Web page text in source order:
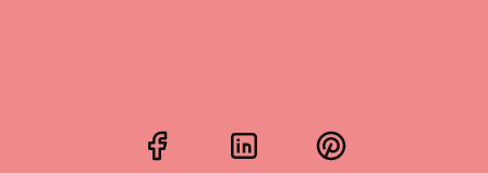
FacebookLinkedInPinterest